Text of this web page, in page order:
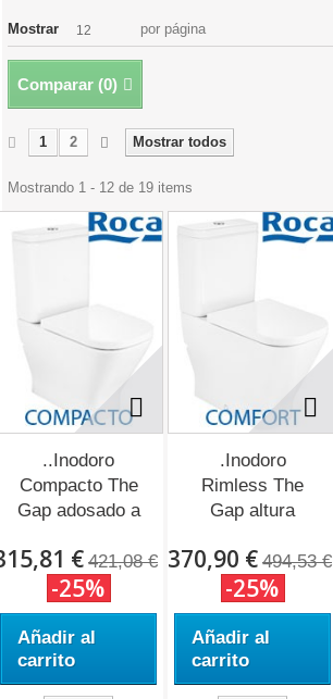
Mostrar 12 por página
Comparar (0)
Mostrar todos
1 2
Mostrando 1 - 12 de 19 items
..Inodoro
Compacto The
Gap adosado a
€ 421,08 €
-25%
Añadir al
carrito
.Inodoro
Rimless The
Gap altura
370,90 € 494,53 €
-25%
Añadir al
carrito